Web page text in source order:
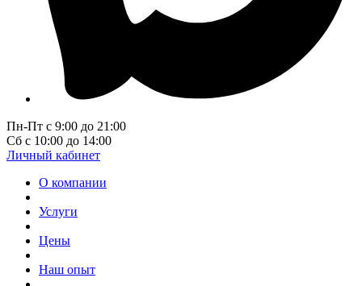
Пн-Пт с 9:00 до 21:00
Сб с 10:00 до 14:00
Личный кабинет
О компании
Услуги
Цены
Наш опыт